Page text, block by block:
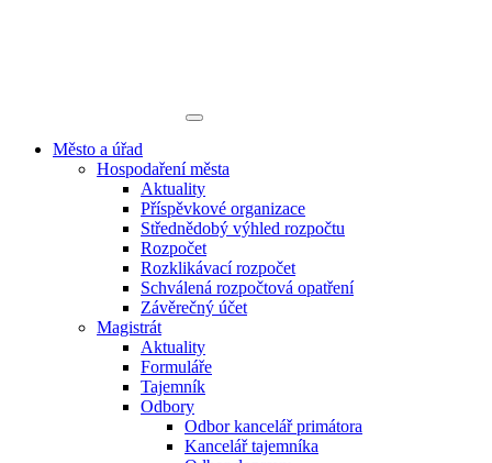
Město a úřad
Hospodaření města
Aktuality
Příspěvkové organizace
Střednědobý výhled rozpočtu
Rozpočet
Rozklikávací rozpočet
Schválená rozpočtová opatření
Závěrečný účet
Magistrát
Aktuality
Formuláře
Tajemník
Odbory
Odbor kancelář primátora
Kancelář tajemníka